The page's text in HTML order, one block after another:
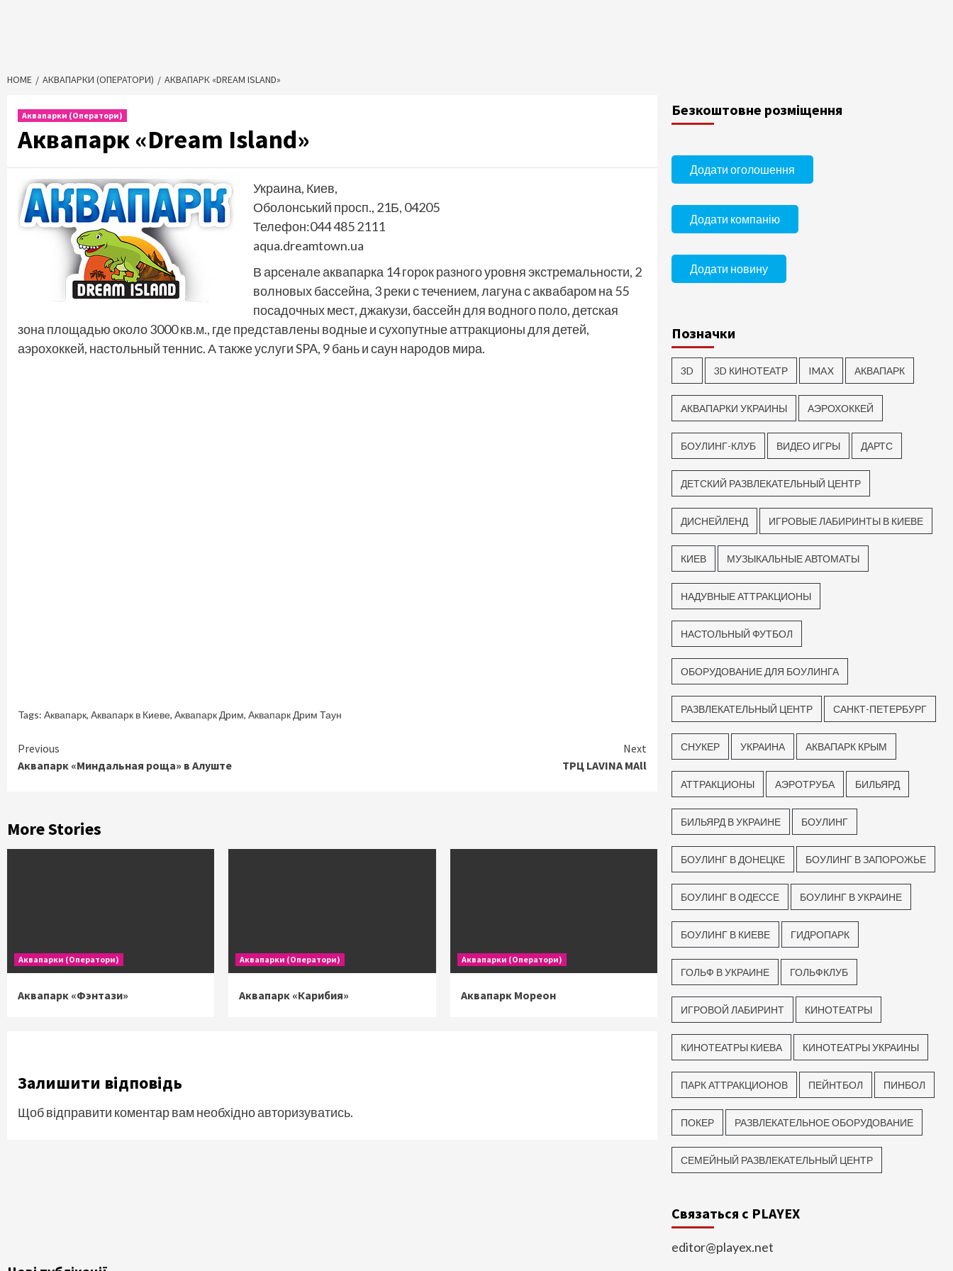
HOME АКВАПАРКИ (ОПЕРАТОРИ) АКВАПАРК «DREAM ISLAND»
Аквапарки (Оператори)
Аквапарк «Dream Island»
Украина, Киев,
Оболонський просп., 21Б, 04205
Телефон:044 485 2111
aqua.dreamtown.ua
В арсенале аквапарка 14 горок разного уровня экстремальности, 2
волновых бассейна, 3 реки с течением, лагуна с аквабаром на 55
посадочных мест, джакузи, бассейн для водного поло, детская
зона площадью около 3000 кв.м., где представлены водные и сухопутные аттракционы для детей,
аэрохоккей, настольный теннис. А также услуги SPA, 9 бань и саун народов мира.
Tags: Аквапарк, Аквапарк в Киеве, Аквапарк Дрим, Аквапарк Дрим Таун
Continue
Reading
Previous
Аквапарк «Миндальная роща» в Алуште
Next
ТРЦ LAVINA MAll
More Stories
Аквапарки (Оператори)
Аквапарк «Фэнтази»
Аквапарки (Оператори)
Аквапарк «Карибия»
Аквапарки (Оператори)
Аквапарк Мореон
Залишити відповідь
Щоб відправити коментар вам необхідноавторизуватись.
Безкоштовне розміщення
Додати оголошення
Додати компанію
Додати новину
Позначки
3D 3D КИНОТЕАТР IMAX АКВАПАРК
АКВАПАРКИ УКРАИНЫ АЭРОХОККЕЙ
БОУЛИНГ-КЛУБ ВИДЕО ИГРЫ ДАРТС
ДЕТСКИЙ РАЗВЛЕКАТЕЛЬНЫЙ ЦЕНТР
ДИСНЕЙЛЕНД ИГРОВЫЕ ЛАБИРИНТЫ В КИЕВЕ
КИЕВ МУЗЫКАЛЬНЫЕ АВТОМАТЫ
НАДУВНЫЕ АТТРАКЦИОНЫ
НАСТОЛЬНЫЙ ФУТБОЛ
ОБОРУДОВАНИЕ ДЛЯ БОУЛИНГА
РАЗВЛЕКАТЕЛЬНЫЙ ЦЕНТР САНКТ-ПЕТЕРБУРГ
СНУКЕР УКРАИНА АКВАПАРК КРЫМ
АТТРАКЦИОНЫ АЭРОТРУБА БИЛЬЯРД
БИЛЬЯРД В УКРАИНЕ БОУЛИНГ
БОУЛИНГ В ДОНЕЦКЕ БОУЛИНГ В ЗАПОРОЖЬЕ
БОУЛИНГ В ОДЕССЕ БОУЛИНГ В УКРАИНЕ
БОУЛИНГ В КИЕВЕ ГИДРОПАРК
ГОЛЬФ В УКРАИНЕ ГОЛЬФКЛУБ
ИГРОВОЙ ЛАБИРИНТ КИНОТЕАТРЫ
КИНОТЕАТРЫ КИЕВА КИНОТЕАТРЫ УКРАИНЫ
ПАРК АТТРАКЦИОНОВ ПЕЙНТБОЛ ПИНБОЛ
ПОКЕР РАЗВЛЕКАТЕЛЬНОЕ ОБОРУДОВАНИЕ
СЕМЕЙНЫЙ РАЗВЛЕКАТЕЛЬНЫЙ ЦЕНТР
Связаться с PLAYEX
editor@playex.net